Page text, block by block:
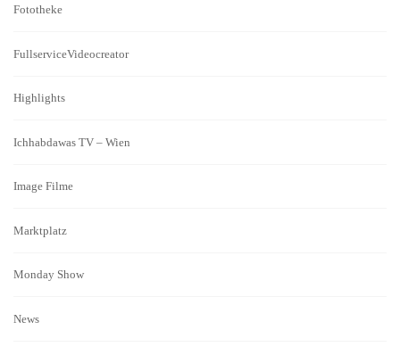
Fototheke
FullserviceVideocreator
Highlights
Ichhabdawas TV – Wien
Image Filme
Marktplatz
Monday Show
News